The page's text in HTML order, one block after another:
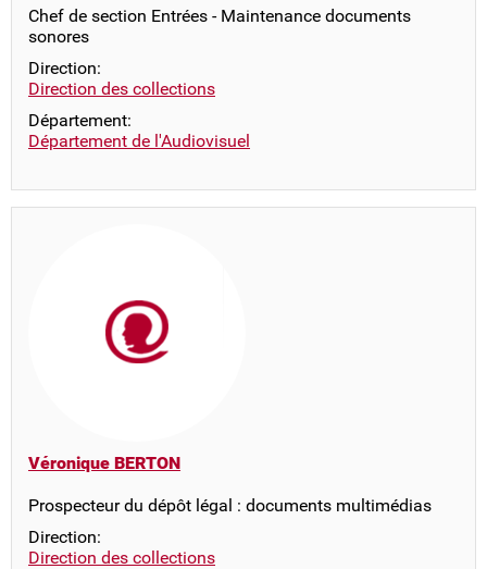
Chef de section Entrées - Maintenance documents
sonores
Direction:
Direction des collections
Département:
Département de l'Audiovisuel
Véronique BERTON
Prospecteur du dépôt légal : documents multimédias
Direction:
Direction des collections